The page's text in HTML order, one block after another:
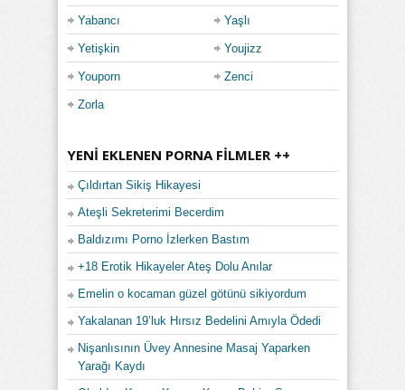
Yabancı Yaşlı
Yetişkin Youjizz
Youporn Zenci
Zorla
YENI EKLENEN PORNA FILMLER ++
Çıldırtan Sikiş Hikayesi
Ateşli Sekreterimi Becerdim
Baldızımı Porno İzlerken Bastım
+18 Erotik Hikayeler Ateş Dolu Anılar
Emelin o kocaman güzel götünü sikiyordum
Yakalanan 19’luk Hırsız Bedelini Amıyla Ödedi
Nişanlısının Üvey Annesine Masaj Yaparken
Yarağı Kaydı